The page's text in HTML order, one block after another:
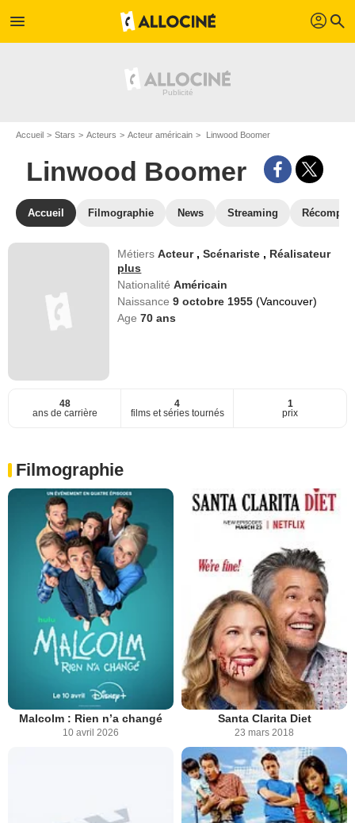
menu profil search
Accueil Stars Acteurs Acteur américain Linwood Boomer
Linwood Boomer
Accueil Filmographie News Streaming
MétiersActeur ,Scénariste , Réalisateur
plus
NationalitéAméricain
Naissance9 octobre 1955(Vancouver)
Age70 ans
48
ans de carrière
4
films et séries tournés
1
prix
Filmographie
Malcolm : Rien n’a changé
10 avril 2026
Santa Clarita Diet
23 mars 2018